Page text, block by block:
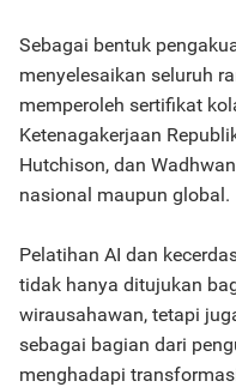
Sebagai bentuk
menyelesaikan seluruh
memperoleh sertifikat
Ketenagakerjaan
Hutchison, dan
nasional maupun global.
Pelatihan AI dan
tidak hanya ditujukan
wirausahawan, tetapi
sebagai bagian dari
menghadapi